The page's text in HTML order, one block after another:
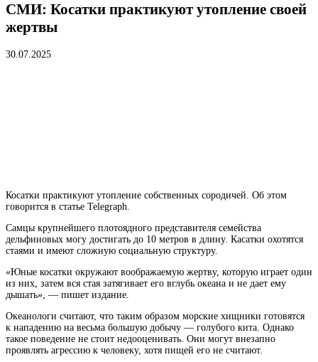
СМИ: Косатки практикуют утопление своей
жертвы
30.07.2025
Косатки практикуют утопление собственных сородичей. Об этом
говорится в статье Telegraph.
Самцы крупнейшего плотоядного представителя семейства
дельфиновых могу достигать до 10 метров в длину. Касатки охотятся
стаями и имеют сложную социальную структуру.
«Юные косатки окружают воображаемую жертву, которую играет один
из них, затем вся стая затягивает его вглубь океана и не дает ему
дышать», — пишет издание.
Океанологи считают, что таким образом морские хищники готовятся
к нападению на весьма большую добычу — голубого кита. Однако
такое поведение не стоит недооценивать. Они могут внезапно
проявлять агрессию к человеку, хотя пищей его не считают.